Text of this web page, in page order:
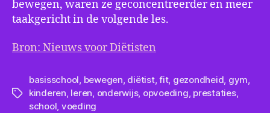
bewegen, waren ze geconcentreerder en meer
taakgericht in de volgende les.
Bron: Nieuws voor Diëtisten
Tags
basisschool, bewegen, diëtist,fit, gezondheid, gym,
kinderen, leren, onderwijs, opvoeding, prestaties,
school, voeding